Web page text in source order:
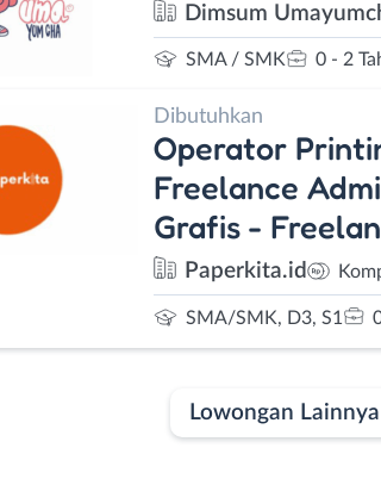
Dimsum
SMA / SMK 0 - 2
Dibutuhkan
Operator
Freelance
Grafis -
Paperkita.id
SMA/SMK, D3, S1
Lowongan Lainnya